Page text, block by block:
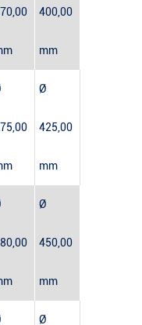
400,00
mm
Ø
425,00
mm
Ø
450,00
mm
Ø